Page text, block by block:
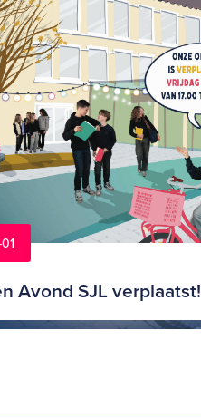
Avond SJL verplaatst!